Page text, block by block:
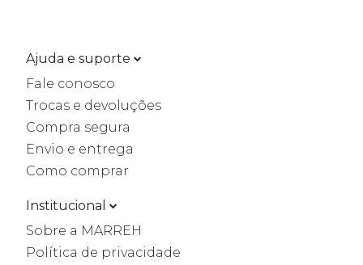
Ajuda e suporte
Fale conosco
Trocas e devoluções
Compra segura
Envio e entrega
Como comprar
Institucional
Sobre a MARREH
Política de privacidade